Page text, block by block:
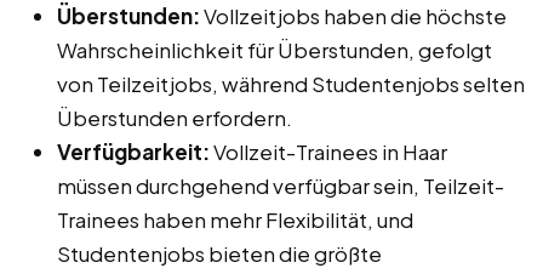
Überstunden:Vollzeitjobs haben die höchste
Wahrscheinlichkeit für Überstunden, gefolgt
von Teilzeitjobs, während Studentenjobs selten
Überstunden erfordern.
Verfügbarkeit:Vollzeit-Trainees in Haar
müssen durchgehend verfügbar sein, Teilzeit-
Trainees haben mehr Flexibilität, und
Studentenjobs bieten die größte